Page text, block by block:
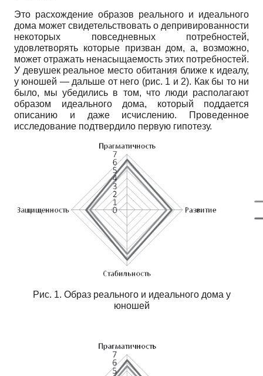
Это расхождение образов реального и идеального
дома может свидетельствовать о депривированности
некоторых повседневных потребностей,
удовлетворять которые призван дом, а, возможно,
может отражать ненасыщаемость этих потребностей.
У девушек реальное место обитания ближе к идеалу,
у юношей — дальше от него (рис. 1 и 2). Как бы то ни
было, мы убедились в том, что люди располагают
образом идеального дома, который поддается
описанию и даже исчислению. Проведенное
исследование подтвердило первую гипотезу.
Рис. 1. Образ реального и идеального дома у
юношей